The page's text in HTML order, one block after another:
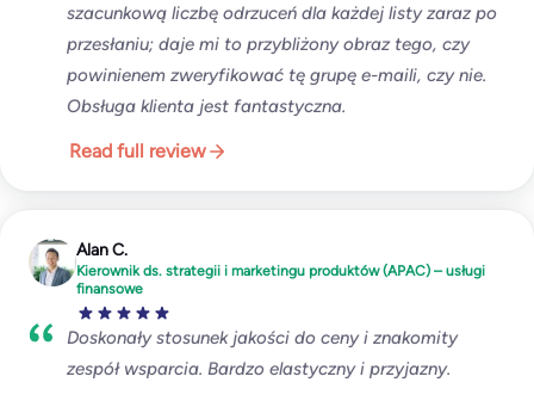
szacunkową liczbę odrzuceń dla każdej listy zaraz po
przesłaniu; daje mi to przybliżony obraz tego, czy
powinienem zweryfikować tę grupę e-maili, czy nie.
Obsługa klienta jest fantastyczna.
Read full review
Alan C.
Kierownik ds. strategii i marketingu produktów (APAC) – usługi
finansowe
Doskonały stosunek jakości do ceny i znakomity
zespół wsparcia. Bardzo elastyczny i przyjazny.